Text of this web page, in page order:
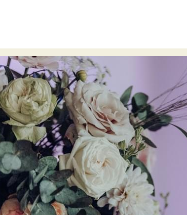
Traumhochzeit Heidelberg